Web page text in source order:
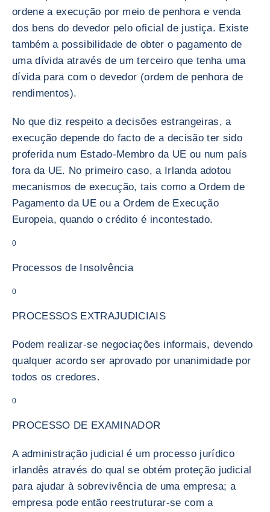
ordene a execução por meio de penhora e venda
dos bens do devedor pelo oficial de justiça. Existe
também a possibilidade de obter o pagamento de
uma dívida através de um terceiro que tenha uma
dívida para com o devedor (ordem de penhora de
rendimentos).
No que diz respeito a decisões estrangeiras, a
execução depende do facto de a decisão ter sido
proferida num Estado-Membro da UE ou num país
fora da UE. No primeiro caso, a Irlanda adotou
mecanismos de execução, tais como a Ordem de
Pagamento da UE ou a Ordem de Execução
Europeia, quando o crédito é incontestado.
0
Processos de Insolvência
0
PROCESSOS EXTRAJUDICIAIS
Podem realizar-se negociações informais, devendo
qualquer acordo ser aprovado por unanimidade por
todos os credores.
0
PROCESSO DE EXAMINADOR
A administração judicial é um processo jurídico
irlandês através do qual se obtém proteção judicial
para ajudar à sobrevivência de uma empresa; a
empresa pode então reestruturar-se com a